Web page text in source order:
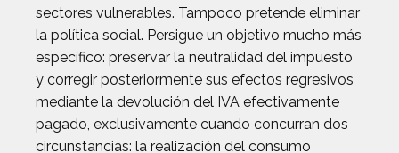
sectores vulnerables. Tampoco pretende eliminar
la política social. Persigue un objetivo mucho más
específico: preservar la neutralidad del impuesto
y corregir posteriormente sus efectos regresivos
mediante la devolución del IVA efectivamente
pagado, exclusivamente cuando concurran dos
circunstancias: la realización del consumo